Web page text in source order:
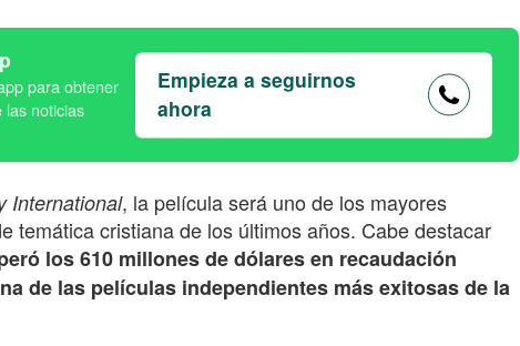
Empieza a seguirnos
ahora
International, la película será uno de los mayores
temática cristiana de los últimos años. Cabe destacar
los 610 millones de dólares en recaudación
de las películas independientes más exitosas de la